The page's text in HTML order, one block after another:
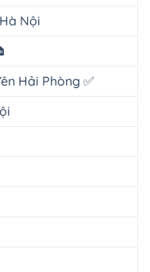
Nội
Hải Phòng ✅